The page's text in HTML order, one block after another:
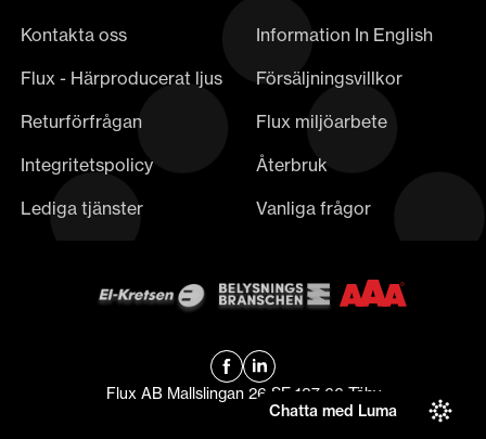
Chatta med Luma
Kontakta oss
Information In English
Flux - Härproducerat ljus
Försäljningsvillkor
Returförfrågan
Flux miljöarbete
Integritetspolicy
Återbruk
Lediga tjänster
Vanliga frågor
Flux AB Mallslingan 26 SE-187 66 Täby